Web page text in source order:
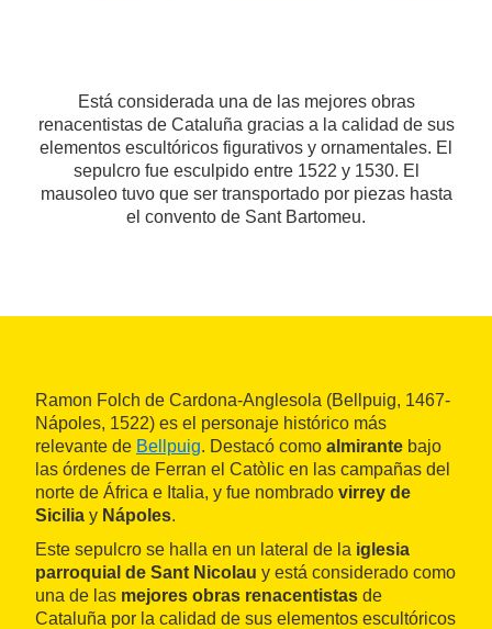
Está considerada una de las mejores obras
renacentistas de Cataluña gracias a la calidad de sus
elementos escultóricos figurativos y ornamentales. El
sepulcro fue esculpido entre 1522 y 1530. El
mausoleo tuvo que ser transportado por piezas hasta
el convento de Sant Bartomeu.
Ramon Folch de Cardona-Anglesola (Bellpuig, 1467-
Nápoles, 1522) es el personaje histórico más
relevante de Bellpuig. Destacó como almirante bajo
las órdenes de Ferran el Catòlic en las campañas del
norte de África e Italia, y fue nombrado virrey de
Sicilia y Nápoles.
Este sepulcro se halla en un lateral de la iglesia
parroquial de Sant Nicolau y está considerado como
una de las mejores obras renacentistas de
Cataluña por la calidad de sus elementos escultóricos